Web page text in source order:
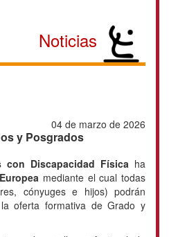
Noticias
04 de marzo de 2026
y Posgrados
con Discapacidad Física ha
mediante el cual todas
cónyuges e hijos) podrán
oferta formativa de Grado y